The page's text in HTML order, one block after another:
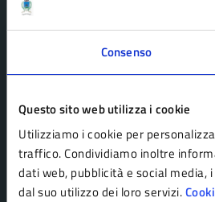
Consenso
Questo sito web utilizza i cookie
Utilizziamo i cookie per
traffico. Condividiamo inoltre
dati web, pubblicità e social
dal suo utilizzo dei loro servizi.
Attuazione misure PNRR
SEGUICI SU
FacebookInstagramYouTube
Piano di miglioramento del sito
Webcam/dati meteo